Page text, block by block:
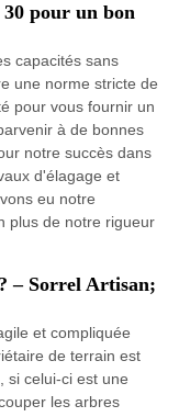
pour un bon
capacités sans
une norme stricte de
pour vous fournir un
à de bonnes
notre succès dans
d'élagage et
eu notre
plus de notre rigueur
– Sorrel Artisan;
et compliquée
de terrain est
si celui-ci est une
les arbres